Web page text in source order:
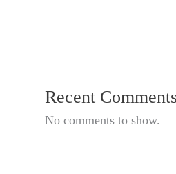
Recent
No comments to show.